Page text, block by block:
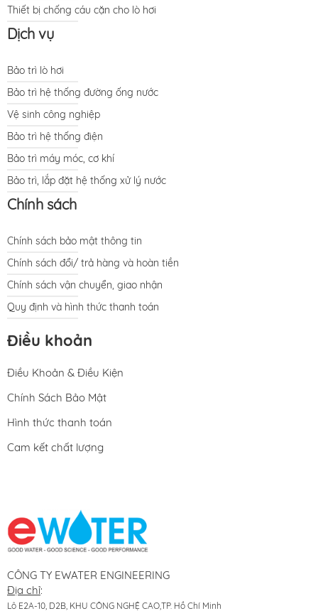
Thiết bị chống cáu cặn cho lò hơi
Dịch vụ
Bảo trì lò hơi
Bảo trì hệ thống đường ống nước
Vệ sinh công nghiệp
Bảo trì hệ thống điện
Bảo trì máy móc, cơ khí
Bảo trì, lắp đặt hệ thống xử lý nước
Chính sách
Chính sách bảo mật thông tin
Chính sách đổi/ trả hàng và hoàn tiền
Chính sách vận chuyển, giao nhận
Quy định và hình thức thanh toán
Điều khoản
Điều Khoản & Điều Kiện
Chính Sách Bảo Mật
Hình thức thanh toán
Cam kết chất lượng
CÔNG TY EWATER ENGINEERING
Địa chỉ:
Lô E2A-10, D2B, KHU CÔNG NGHỆ CAO,TP. Hồ Chí Minh